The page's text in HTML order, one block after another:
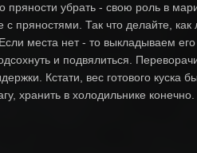
убрать - свою роль в
пряностями. Так что делайте, как
места нет - то выкладываем
и подвялиться.
Кстати, вес готового куска
хранить в холодильнике